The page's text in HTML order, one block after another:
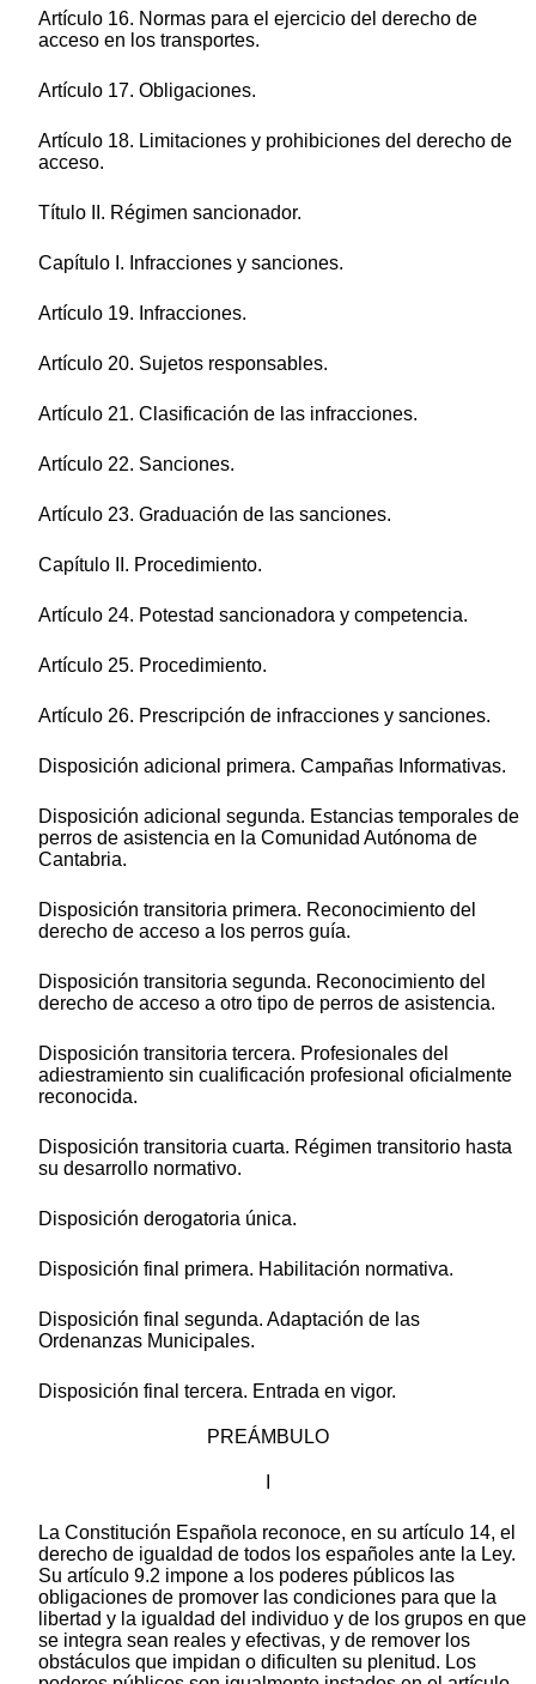
Artículo 16. Normas para el ejercicio del derecho de
acceso en los transportes.
Artículo 17. Obligaciones.
Artículo 18. Limitaciones y prohibiciones del derecho de
acceso.
Título II. Régimen sancionador.
Capítulo I. Infracciones y sanciones.
Artículo 19. Infracciones.
Artículo 20. Sujetos responsables.
Artículo 21. Clasificación de las infracciones.
Artículo 22. Sanciones.
Artículo 23. Graduación de las sanciones.
Capítulo II. Procedimiento.
Artículo 24. Potestad sancionadora y competencia.
Artículo 25. Procedimiento.
Artículo 26. Prescripción de infracciones y sanciones.
Disposición adicional primera. Campañas Informativas.
Disposición adicional segunda. Estancias temporales de
perros de asistencia en la Comunidad Autónoma de
Cantabria.
Disposición transitoria primera. Reconocimiento del
derecho de acceso a los perros guía.
Disposición transitoria segunda. Reconocimiento del
derecho de acceso a otro tipo de perros de asistencia.
Disposición transitoria tercera. Profesionales del
adiestramiento sin cualificación profesional oficialmente
reconocida.
Disposición transitoria cuarta. Régimen transitorio hasta
su desarrollo normativo.
Disposición derogatoria única.
Disposición final primera. Habilitación normativa.
Disposición final segunda. Adaptación de las
Ordenanzas Municipales.
Disposición final tercera. Entrada en vigor.
PREÁMBULO
La Constitución Española reconoce, en su artículo 14, el
derecho de igualdad de todos los españoles ante la Ley.
Su artículo 9.2 impone a los poderes públicos las
obligaciones de promover las condiciones para que la
libertad y la igualdad del individuo y de los grupos en que
se integra sean reales y efectivas, y de remover los
obstáculos que impidan o dificulten su plenitud. Los